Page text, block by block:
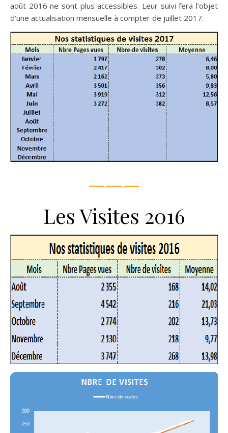
août 2016 ne sont plus accessibles. Leur suivi fera l’objet
d’une actualisation mensuelle à compter de juillet 2017.
———
Les Visites 2016